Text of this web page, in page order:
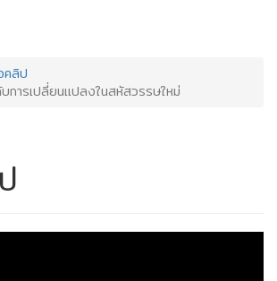
คลิป
ารเปลี่ยนแปลงในสหัสวรรษใหม่